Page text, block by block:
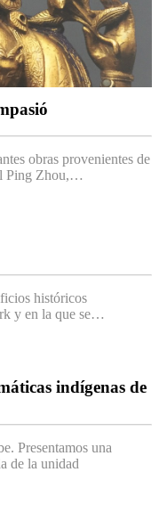
obras provenientes de
Ping Zhou,…
históricos
y en la que se…
indígenas de
Presentamos una
de la unidad